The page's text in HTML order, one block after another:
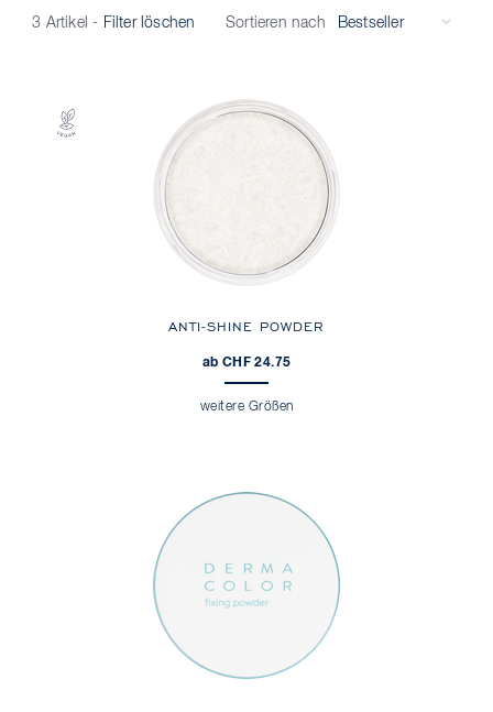
3 Artikel - Filter löschen Sortieren nach
ANTI-SHINE POWDER
ab CHF 24.75
weitere Größen